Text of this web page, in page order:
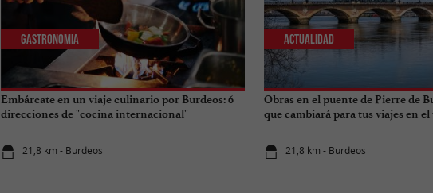
Embárcate en un viaje culinario por Burdeos: 6
direcciones de "cocina internacional"
21,8 km - Burdeos
Gastronomia
Obras en el puente de Pierre de
que cambiará para tus viajes en el
21,8 km - Burdeos
Actualidad